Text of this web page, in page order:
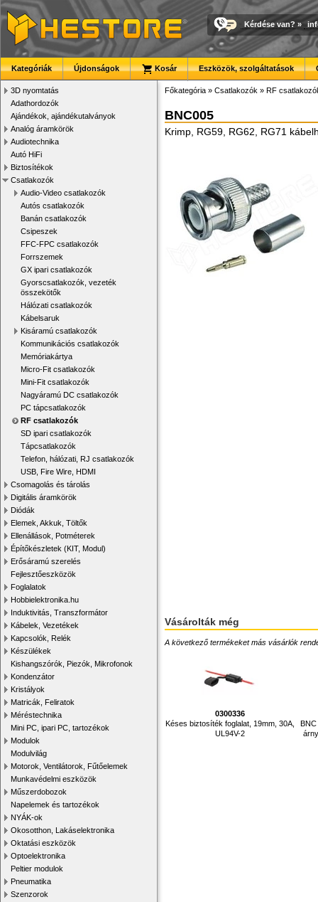
Kérdése van? »
Kategóriák Újdonságok Kosár Eszközök, szolgáltatások
3D nyomtatás
Adathordozók
Ajándékok, ajándékutalványok
Analóg áramkörök
Audiotechnika
Autó HiFi
Biztosítékok
Csatlakozók
Audio-Video csatlakozók
Autós csatlakozók
Banán csatlakozók
Csipeszek
FFC-FPC csatlakozók
Forrszemek
GX ipari csatlakozók
Gyorscsatlakozók, vezeték
összekötők
Hálózati csatlakozók
Kábelsaruk
Kisáramú csatlakozók
Kommunikációs csatlakozók
Memóriakártya
Micro-Fit csatlakozók
Mini-Fit csatlakozók
Nagyáramú DC csatlakozók
PC tápcsatlakozók
RF csatlakozók
SD ipari csatlakozók
Tápcsatlakozók
Telefon, hálózati, RJ csatlakozók
USB, Fire Wire, HDMI
Csomagolás és tárolás
Digitális áramkörök
Diódák
Elemek, Akkuk, Töltők
Ellenállások, Potméterek
Építőkészletek (KIT, Modul)
Erősáramú szerelés
Fejlesztőeszközök
Foglalatok
Hobbielektronika.hu
Induktivitás, Transzformátor
Kábelek, Vezetékek
Kapcsolók, Relék
Készülékek
Kishangszórók, Piezók, Mikrofonok
Kondenzátor
Kristályok
Matricák, Feliratok
Méréstechnika
Mini PC, ipari PC, tartozékok
Modulok
Modulvilág
Motorok, Ventilátorok, Fűtőelemek
Munkavédelmi eszközök
Műszerdobozok
Napelemek és tartozékok
NYÁK-ok
Okosotthon, Lakáselektronika
Oktatási eszközök
Optoelektronika
Peltier modulok
Pneumatika
Szenzorok
Főkategória » Csatlakozók » RF
BNC005
Krimp, RG59, RG62, RG71
Vásárolták még
A következő termékeket más vásárlók
0300336
Késes biztosíték foglalat, 19mm, 30A,
UL94V-2